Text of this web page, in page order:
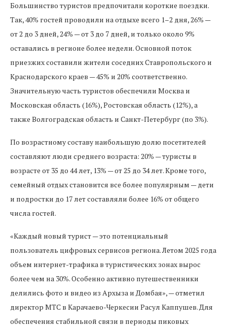
Большинство туристов предпочитали короткие поездки.
Так, 40% гостей проводили на отдыхе всего 1–2 дня, 26% —
от 2 до 3 дней, 24% — от 3 до 7 дней, и только около 9%
оставались в регионе более недели. Основной поток
приезжих составили жители соседних Ставропольского и
Краснодарского краев — 45% и 20% соответственно.
Значительную часть туристов обеспечили Москва и
Московская область (16%), Ростовская область (12%), а
также Волгоградская область и Санкт-Петербург (по 3%).
По возрастному составу наибольшую долю посетителей
составляют люди среднего возраста: 20% — туристы в
возрасте от 35 до 44 лет, 13% — от 25 до 34 лет. Кроме того,
семейный отдых становится все более популярным — дети
и подростки до 17 лет составляли более 16% от общего
числа гостей.
«Каждый новый турист — это потенциальный
пользователь цифровых сервисов региона. Летом 2025 года
объем интернет-трафика в туристических зонах вырос
более чем на 30%. Особенно активно путешественники
делились фото и видео из Архыза и Домбая», — отметил
директор МТС в Карачаево-Черкесии Расул Каппушев. Для
обеспечения стабильной связи в периоды пиковых